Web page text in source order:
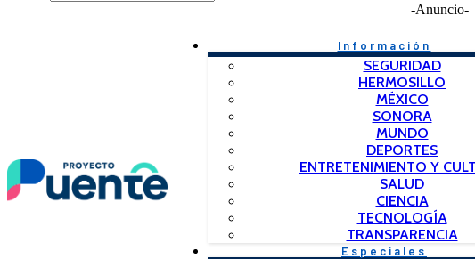
-Anuncio-
Información
SEGURIDAD
HERMOSILLO
MÉXICO
SONORA
MUNDO
DEPORTES
ENTRETENIMIENTO Y
SALUD
CIENCIA
TECNOLOGÍA
TRANSPARENCIA
Especiales